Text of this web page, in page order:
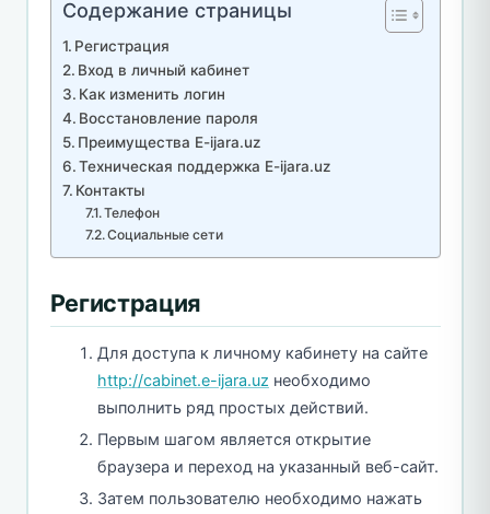
Содержание страницы
Регистрация
Вход в личный кабинет
Как изменить логин
Восстановление пароля
Преимущества E-ijara.uz
Техническая поддержка E-ijara.uz
Контакты
Телефон
Социальные сети
Регистрация
Для доступа к личному кабинету на сайте
http://cabinet.e-ijara.uz необходимо
выполнить ряд простых действий.
Первым шагом является открытие
браузера и переход на указанный веб-сайт.
Затем пользователю необходимо нажать